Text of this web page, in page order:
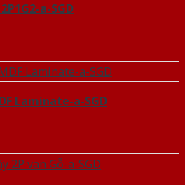
a-SGD
Laminate-a-SGD